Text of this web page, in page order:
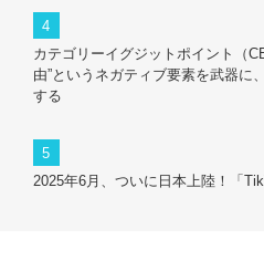
カテゴリーイグジットポイント（
由”というネガティブ要素を武器に
する
2025年6月、ついに日本上陸！「